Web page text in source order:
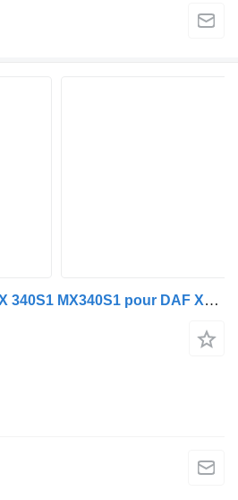
Moteur DAF Paccar MX 340S1 MX340S1 pour DAF XF 105, CF 85